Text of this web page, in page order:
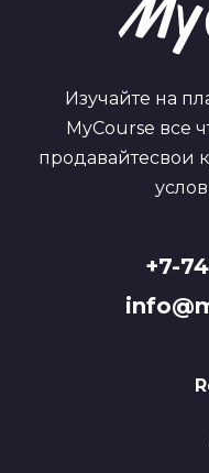
Изучайте на
MyCourse все
продавайтесвои
+7-